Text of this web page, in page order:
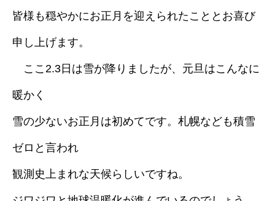
皆様も穏やかにお正月を迎えられたこととお喜び
申し上げます。
ここ2.3日は雪が降りましたが、元旦はこんなに
暖かく
雪の少ないお正月は初めてです。札幌なども積雪
ゼロと言われ
観測史上まれな天候らしいですね。